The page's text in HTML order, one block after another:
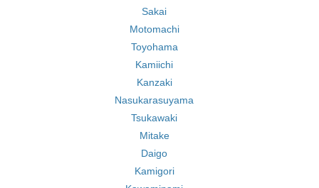
Sakai
Motomachi
Toyohama
Kamiichi
Kanzaki
Nasukarasuyama
Tsukawaki
Mitake
Daigo
Kamigori